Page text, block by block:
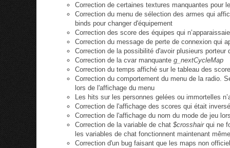
Correction de certaines textures manquantes pour
Correction du menu de sélection des armes qui
binds pour changer d'équipement
Correction des score des équipes qui
Correction du message de perte de connexion qui
Correction de la possibilité d'avoir plusieurs
Correction de la cvar manquante g_nextCycleMap
Correction du temps affiché sur le tableau des
Correction du comportement du menu de la radio.
lors de l'affichage du menu
Les hits sur les personnes gelées ou immortelles
Correction de l'affichage des scores qui était
Correction de l'affichage du nom du mode de jeu
Correction de la variable de chat $crosshairqui ne
les variables de chat fonctionnent maintenant
Correction d'un bug faisant que les maps non